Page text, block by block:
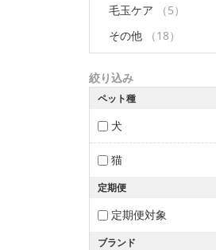
毛玉ケア
（5）
その他
（18）
絞り込み
ペット種
犬
猫
定期便
定期便対象
ブランド